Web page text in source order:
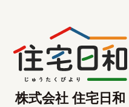
株式会社 住宅日和